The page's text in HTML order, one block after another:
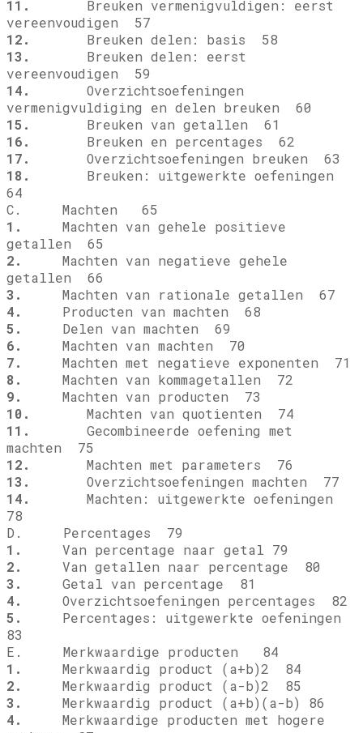
11.
Breuken vermenigvuldigen: eerst
vereenvoudigen 57
12.
Breuken delen: basis 58
13.
Breuken delen: eerst
vereenvoudigen 59
14.
Overzichtsoefeningen
vermenigvuldiging en delen breuken 60
15.
Breuken van getallen 61
16.
Breuken en percentages 62
17.
Overzichtsoefeningen breuken 63
18.
Breuken: uitgewerkte oefeningen
64
C. Machten 65
1.
Machten van gehele positieve
getallen 65
2.
Machten van negatieve gehele
getallen 66
3.
Machten van rationale getallen 67
4.
Producten van machten 68
5.
Delen van machten 69
6.
Machten van machten 70
7.
Machten met negatieve exponenten 71
8.
Machten van kommagetallen 72
9.
Machten van producten 73
10.
Machten van quotienten 74
11.
Gecombineerde oefening met
machten 75
12.
Machten met parameters 76
13.
Overzichtsoefeningen machten 77
14.
Machten: uitgewerkte oefeningen
78
D. Percentages 79
1.
Van percentage naar getal 79
2.
Van getallen naar percentage 80
3.
Getal van percentage 81
4.
Overzichtsoefeningen percentages 82
5.
Percentages: uitgewerkte oefeningen
83
E. Merkwaardige producten 84
1.
Merkwaardig product (a+b)2 84
2.
Merkwaardig product (a-b)2 85
3.
Merkwaardig product (a+b)(a-b) 86
4.
Merkwaardige producten met hogere